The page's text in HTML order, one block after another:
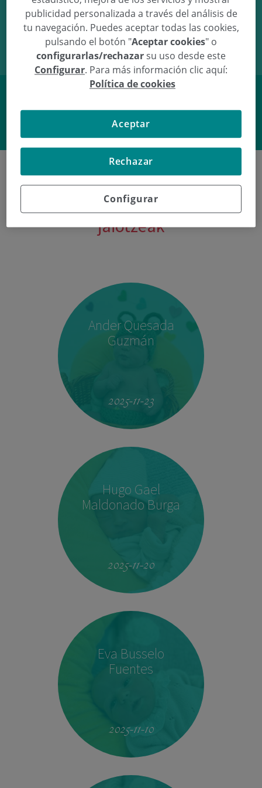
29/03/10 14:01 3.49Kg 51.5cm
Facebook Twitter
Poliklinika Gipuzkoako azken
jaiotzeak
Ander Quesada
Guzmán
2025-11-23
Hugo Gael
Maldonado Burga
2025-11-20
Eva Busselo
Fuentes
2025-11-10
publicidad personalizada a través del análisis de
tu navegación. Puedes aceptar todas las cookies,
pulsando el botón "Aceptar cookies" o
configurarlas/rechazarsu uso desde este
Configurar. Para más información clic aquí:
Política de cookies
Configurar
Rechazar
Aceptar